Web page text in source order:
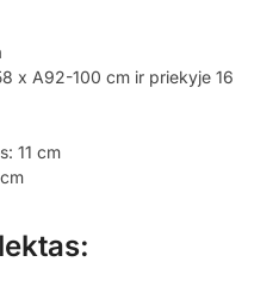
x A92-100 cm ir priekyje 16
11 cm